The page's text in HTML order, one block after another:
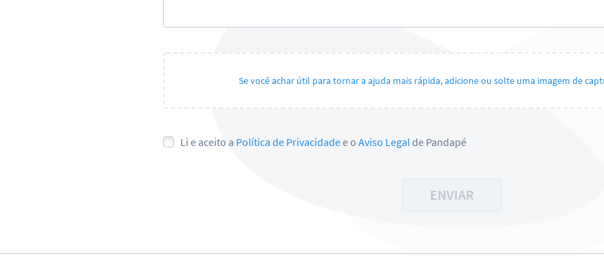
Se você achar útil para tornar a ajuda mais rápida, adicione ou solte uma imagem de
Li e aceito a Política de Privacidadee o Aviso Legalde Pandapé
ENVIAR